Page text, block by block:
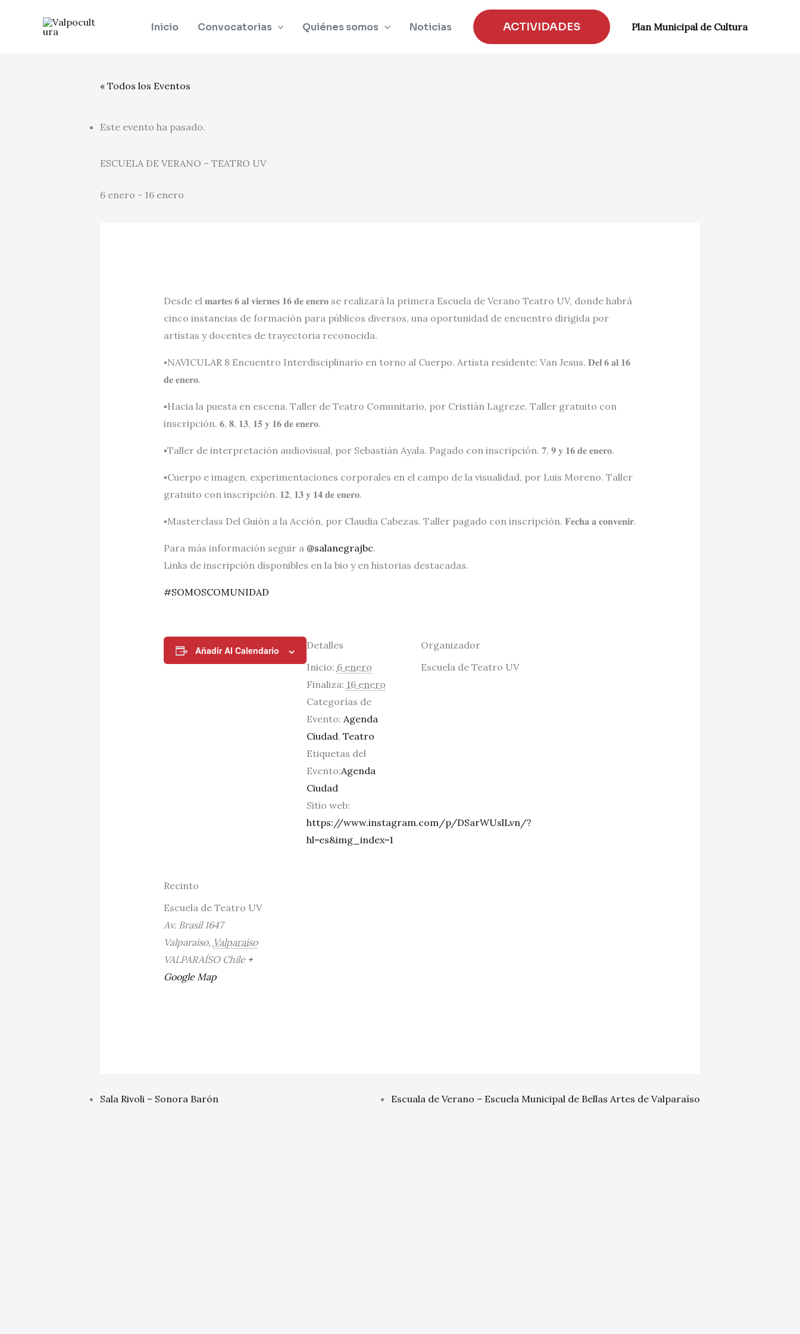
Inicio Convocatorias Quiénes somos Noticias ACTIVIDADES Plan Municipal de Cultura
« Todos los Eventos
Este evento ha pasado.
ESCUELA DE VERANO – TEATRO UV
6 enero - 16 enero
Desde el 𝐦𝐚𝐫𝐭𝐞𝐬 𝟔 𝐚𝐥 𝐯𝐢𝐞𝐫𝐧𝐞𝐬 𝟏𝟔 𝐝𝐞 𝐞𝐧𝐞𝐫𝐨 se realizará la primera Escuela de Verano Teatro UV, donde habrá
cinco instancias de formación para públicos diversos, una oportunidad de encuentro dirigida por
artistas y docentes de trayectoria reconocida.
▪️NAVICULAR 8 Encuentro Interdisciplinario en torno al Cuerpo. Artista residente: Van Jesus. 𝐃𝐞𝐥 𝟔 𝐚𝐥 𝟏𝟔
𝐝𝐞 𝐞𝐧𝐞𝐫𝐨.
▪️Hacia la puesta en escena. Taller de Teatro Comunitario, por Cristián Lagreze. Taller gratuito con
inscripción. 𝟔, 𝟖, 𝟏𝟑, 𝟏𝟓 𝐲 𝟏𝟔 𝐝𝐞 𝐞𝐧𝐞𝐫𝐨.
▪️Taller de interpretación audiovisual, por Sebastián Ayala. Pagado con inscripción. 𝟕, 𝟗 𝐲 𝟏𝟔 𝐝𝐞 𝐞𝐧𝐞𝐫𝐨.
▪️Cuerpo e imagen, experimentaciones corporales en el campo de la visualidad, por Luis Moreno. Taller
gratuito con inscripción. 𝟏𝟐, 𝟏𝟑 𝐲 𝟏𝟒 𝐝𝐞 𝐞𝐧𝐞𝐫𝐨.
▪️Masterclass Del Guión a la Acción, por Claudia Cabezas. Taller pagado con inscripción. 𝐅𝐞𝐜𝐡𝐚 𝐚 𝐜𝐨𝐧𝐯𝐞𝐧𝐢𝐫.
Para más información seguir a @salanegrajbc.
Links de inscripción disponibles en la bio y en historias destacadas.
#SOMOSCOMUNIDAD
Añadir Al Calendario
Detalles
Inicio: 6 enero
Finaliza: 16 enero
Categorías de
Evento: Agenda
Ciudad, Teatro
Etiquetas del
Evento:Agenda
Ciudad
Sitio web:
https://www.instagram.com/p/DSarWUslLvn/?
hl=es&img_index=1
Organizador
Escuela de Teatro UV
Recinto
Escuela de Teatro UV
Av. Brasil 1647
Valparaiso, Valparaíso
VALPARAÍSO Chile +
Google Map
Sala Rivoli – Sonora Barón Escuala de Verano – Escuela Municipal de Bellas Artes de Valparaíso